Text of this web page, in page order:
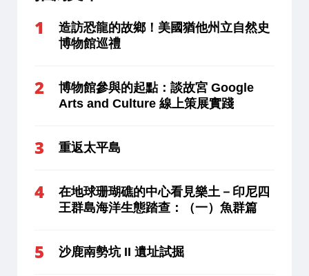
造訪恐龍的故鄉！美國猶他州立自然史
博物館巡禮
博物館參與的起點：談故宮 Google
Arts and Culture 線上策展實踐
重返太平島
在地球珊瑚礁的中心看見樂土－印尼四
王群島海洋生態踏查：（一）魚群篇
沙鹿南勢坑 II 遺址試掘